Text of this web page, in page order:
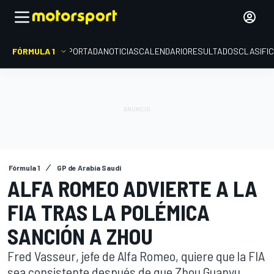
FÓRMULA 1 PORTADANOTICIASCALENDARIORESULTADOS
Fórmula 1 GP de Arabia Saudí
ALFA ROMEO ADVIERTE A LA
FIA TRAS LA POLÉMICA
SANCIÓN A ZHOU
Fred Vasseur, jefe de Alfa Romeo, quiere que la FIA